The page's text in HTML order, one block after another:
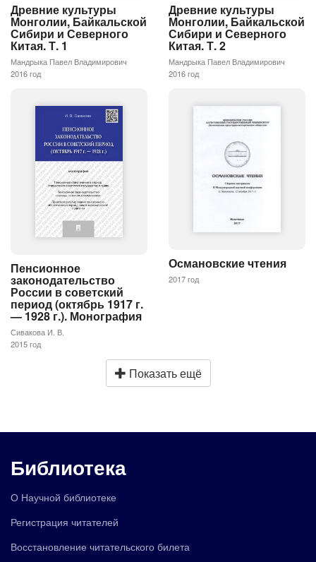
Древние культуры
Монголии, Байкальской
Сибири и Северного
Китая. Т. 1
Мандрыка Павел Владимирович
2016 год
Древние культуры
Монголии, Байкальской
Сибири и Северного
Китая. Т. 2
Мандрыка Павел Владимирович
2016 год
Пенсионное
законодательство
России в советский
период (октябрь 1917 г.
— 1928 г.). Монография
Сивакова И. В.
2015 год
Османовские чтения
2017 год
Показать ещё
Библиотека
О Научной библиотеке
Регистрация читателей
Восстановление читательского билета